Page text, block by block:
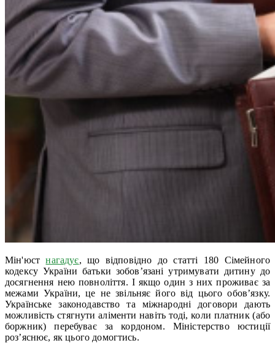
Мін'юстнагадує, що відповідно до статті 180 Сімейного
кодексу України батьки зобов’язані утримувати дитину до
досягнення нею повноліття. І якщо один з них проживає за
межами України, це не звільняє його від цього обов’язку.
Українське законодавство та міжнародні договори дають
можливість стягнути аліменти навіть тоді, коли платник (або
боржник) перебуває за кордоном. Міністерство юстиції
роз’яснює, як цього домогтись.